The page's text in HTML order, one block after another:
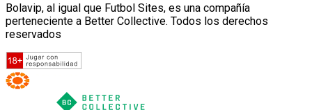
Bolavip, al igual que Futbol Sites, es una compañía
perteneciente a Better Collective. Todos los derechos
reservados